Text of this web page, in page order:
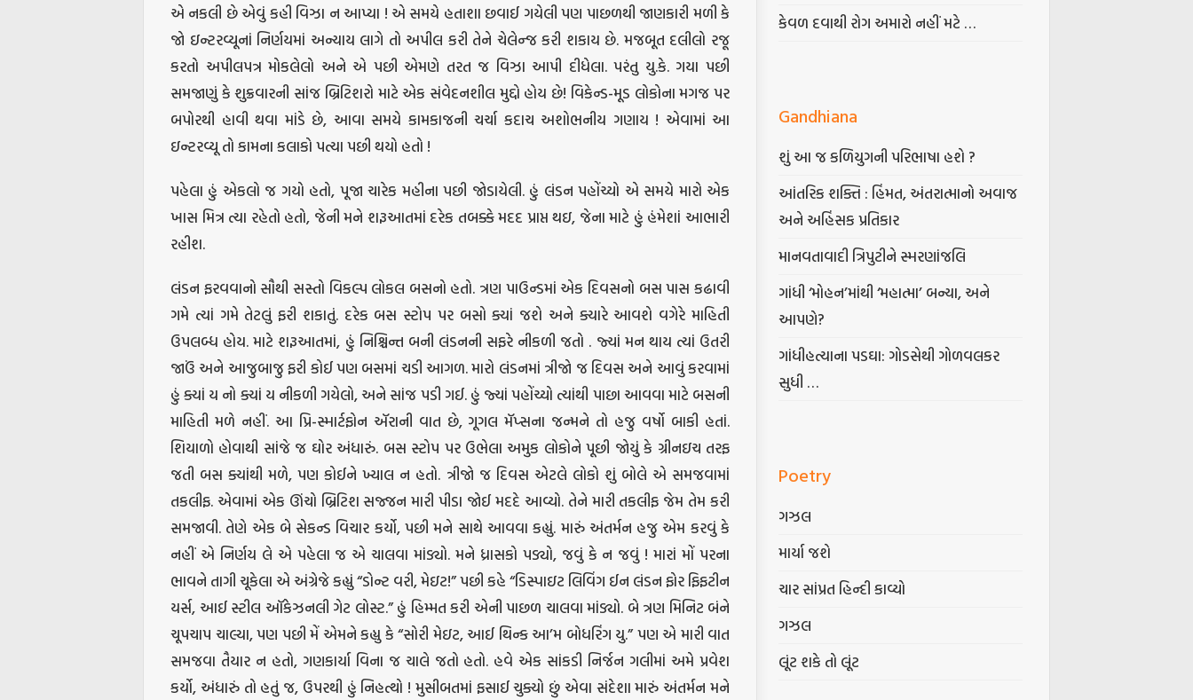
એ નકલી છે એવું કહી વિઝા ન આપ્યા ! એ સમયે હતાશા છવાઈ ગયેલી પણ પાછળથી જાણકારી મળી કે
જો ઇન્ટરવ્યૂનાં નિર્ણયમાં અન્યાય લાગે તો અપીલ કરી તેને ચેલેન્જ કરી શકાય છે. મજબૂત દલીલો રજૂ
કરતો અપીલપત્ર મોકલેલો અને એ પછી એમણે તરત જ વિઝા આપી દીધેલા. પરંતુ યુ.કે. ગયા પછી
સમજાણું કે શુક્રવારની સાંજ બ્રિટિશરો માટે એક સંવેદનશીલ મુદ્દો હોય છે! વિકેન્ડ-મૂડ લોકોના મગજ પર
બપોરથી હાવી થવા માંડે છે, આવા સમયે કામકાજની ચર્ચા કદાચ અશોભનીય ગણાય ! એવામાં આ
ઇન્ટરવ્યૂ તો કામના કલાકો પત્યા પછી થયો હતો !
પહેલા હું એકલો જ ગયો હતો, પૂજા ચારેક મહીના પછી જોડાયેલી. હું લંડન પહોંચ્યો એ સમયે મારો એક
ખાસ મિત્ર ત્યા રહેતો હતો, જેની મને શરૂઆતમાં દરેક તબક્કે મદદ પ્રાપ્ત થઇ, જેના માટે હું હંમેશાં આભારી
રહીશ.
લંડન ફરવવાનો સૌથી સસ્તો વિકલ્પ લોકલ બસનો હતો. ત્રણ પાઉન્ડમાં એક દિવસનો બસ પાસ કઢાવી
ગમે ત્યાં ગમે તેટલું ફરી શકાતું. દરેક બસ સ્ટોપ પર બસો ક્યાં જશે અને ક્યારે આવશે વગેરે માહિતી
ઉપલબ્ધ હોય. માટે શરૂઆતમાં, હું નિશ્ચિન્ત બની લંડનની સફરે નીકળી જતો . જ્યાં મન થાય ત્યાં ઉતરી
જાઉં અને આજુબાજુ ફરી કોઈ પણ બસમાં ચડી આગળ. મારો લંડનમાં ત્રીજો જ દિવસ અને આવું કરવામાં
હું ક્યાં ય નો ક્યાં ય નીકળી ગયેલો, અને સાંજ પડી ગઈ. હું જ્યાં પહોંચ્યો ત્યાંથી પાછા આવવા માટે બસની
માહિતી મળે નહીં. આ પ્રિ-સ્માર્ટફોન ઍરાની વાત છે, ગૂગલ મૅપ્સના જન્મને તો હજુ વર્ષો બાકી હતાં.
શિયાળો હોવાથી સાંજે જ ઘોર અંધારું. બસ સ્ટોપ પર ઉભેલા અમુક લોકોને પૂછી જોયું કે ગ્રીનઇચ તરફ
જતી બસ ક્યાંથી મળે, પણ કોઈને ખ્યાલ ન હતો. ત્રીજો જ દિવસ એટલે લોકો શું બોલે એ સમજવામાં
તકલીફ. એવામાં એક ઊંચો બ્રિટિશ સજ્જન મારી પીડા જોઈ મદદે આવ્યો. તેને મારી તકલીફ જેમ તેમ કરી
સમજાવી. તેણે એક બે સેકન્ડ વિચાર કર્યો, પછી મને સાથે આવવા કહ્યું. મારું અંતર્મન હજુ એમ કરવું કે
નહીં એ નિર્ણય લે એ પહેલા જ એ ચાલવા માંડ્યો. મને ધ્રાસકો પડ્યો, જવું કે ન જવું ! મારાં મોં પરના
ભાવને તાગી ચૂકેલા એ અંગ્રેજે કહ્યું “ડોન્ટ વરી, મેઇટ!” પછી કહે “ડિસ્પાઇટ લિવિંગ ઈન લંડન ફોર ફિફટીન
યર્સ, આઈ સ્ટીલ ઑકેઝનલી ગેટ લોસ્ટ.” હું હિમ્મત કરી એની પાછળ ચાલવા માંડ્યો. બે ત્રણ મિનિટ બંને
ચૂપચાપ ચાલ્યા, પણ પછી મેં એમને કહ્યુ કે “સોરી મેઇટ, આઈ થિન્ક આ’મ બોધરિંગ યુ.” પણ એ મારી વાત
સમજવા તૈયાર ન હતો, ગણકાર્યા વિના જ ચાલે જતો હતો. હવે એક સાંકડી નિર્જન ગલીમાં અમે પ્રવેશ
કર્યો, અંધારું તો હતું જ, ઉપરથી હું નિહત્થો ! મુસીબતમાં ફસાઈ ચુક્યો છું એવા સંદેશા મારું અંતર્મન મને
કેવળ દવાથી રોગ અમારો નહીં મટે …
Gandhiana
શું આ જ કળિયુગની પરિભાષા હશે ?
આંતરિક શક્તિ : હિંમત, અંતરાત્માનો અવાજ
અને અહિંસક પ્રતિકાર
માનવતાવાદી ત્રિપુટીને સ્મરણાંજલિ
ગાંધી ‘મોહન’માંથી ‘મહાત્મા’ બન્યા, અને
આપણે?
ગાંધીહત્યાના પડઘા: ગોડસેથી ગોળવલકર
સુધી …
Poetry
ગઝલ
માર્યા જશે
ચાર સાંપ્રત હિન્દી કાવ્યો
ગઝલ
લૂંટ શકે તો લૂંટ